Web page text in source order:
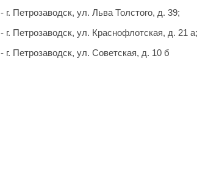
- г. Петрозаводск, ул. Льва Толстого, д. 39;
- г. Петрозаводск, ул. Краснофлотская, д. 21 а;
- г. Петрозаводск, ул. Советская, д. 10 б